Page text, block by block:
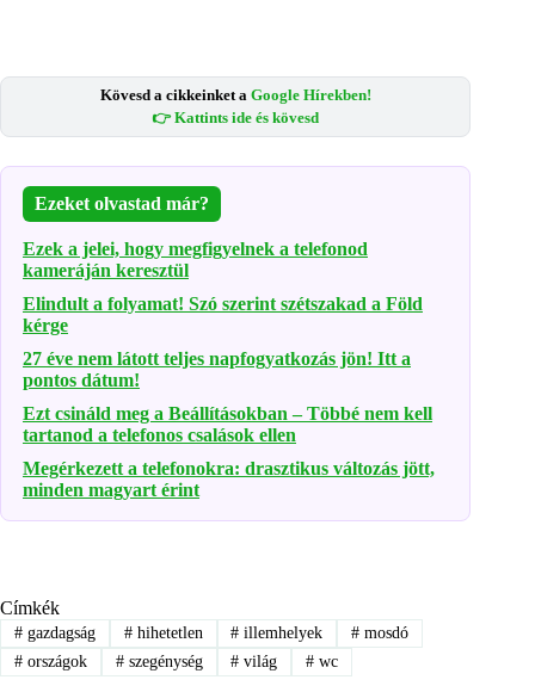
Kövesd a cikkeinket a Google Hírekben!
👉 Kattints ide és kövesd
Ezeket olvastad már?
Ezek a jelei, hogy megfigyelnek a telefonod
kameráján keresztül
Elindult a folyamat! Szó szerint szétszakad a Föld
kérge
27 éve nem látott teljes napfogyatkozás jön! Itt a
pontos dátum!
Ezt csináld meg a Beállításokban – Többé nem kell
tartanod a telefonos csalások ellen
Megérkezett a telefonokra: drasztikus változás jött,
minden magyart érint
Címkék
#gazdagság #hihetetlen # illemhelyek # mosdó
#országok #szegénység # világ # wc